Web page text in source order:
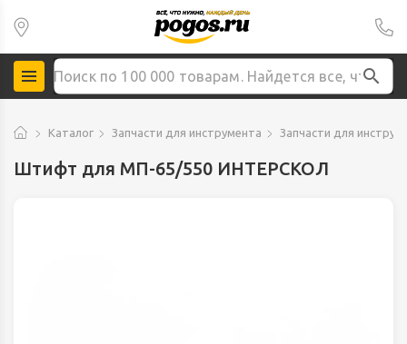
Каталог Запчасти для инструмента Запчасти для
Штифт для МП-65/550 ИНТЕРСКОЛ